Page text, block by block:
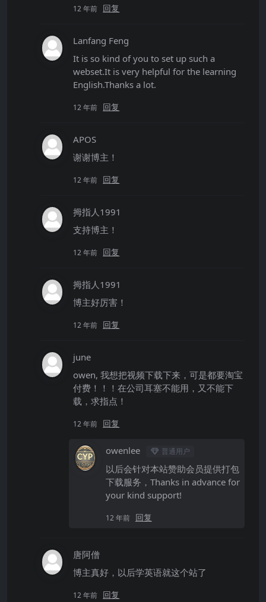
12 年前 回复
Lanfang Feng
It is so kind of you to set up such a
webset.It is very helpful for the learning
English.Thanks a lot.
12 年前 回复
APOS
谢谢博主！
12 年前 回复
拇指人1991
支持博主！
12 年前 回复
拇指人1991
博主好厉害！
12 年前 回复
june
owen, 我想把视频下载下来，可是都要淘宝
付费！！！在公司耳塞不能用，又不能下
载，求指点！
12 年前 回复
owenlee 普通用户
以后会针对本站赞助会员提供打包
下载服务，Thanks in advance for
your kind support!
12 年前 回复
唐阿僧
博主真好，以后学英语就这个站了
12 年前 回复